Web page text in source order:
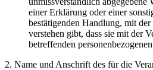
einer Erklärung oder einer
bestätigenden Handlung, mit
verstehen gibt, dass sie mit der
betreffenden
2. Name und Anschrift des für die